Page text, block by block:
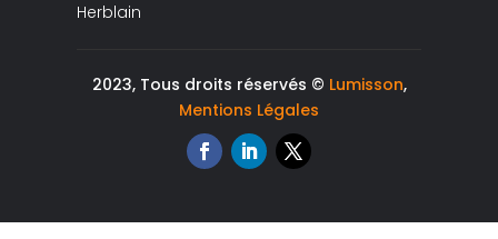
Herblain
2023, Tous droits réservés © Lumisson,
Mentions Légales